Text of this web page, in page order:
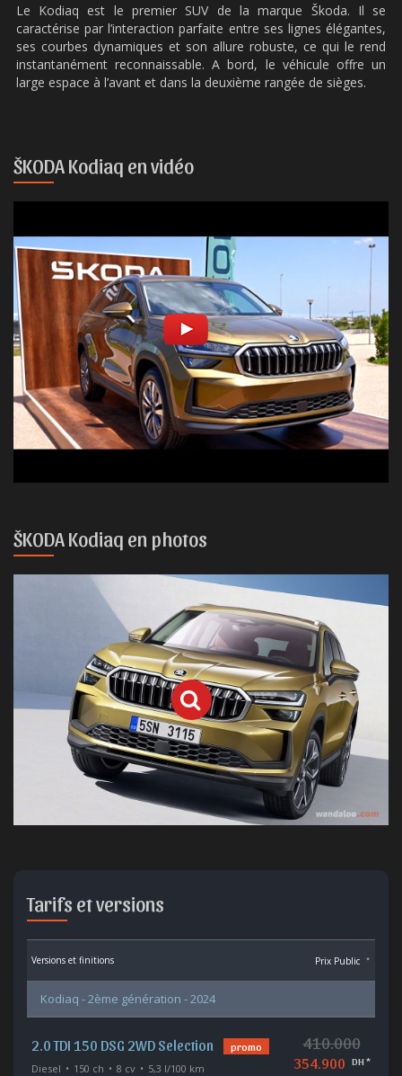
Le Kodiaq est le premier SUV de la marque Škoda. Il se
caractérise par l’interaction parfaite entre ses lignes élégantes,
ses courbes dynamiques et son allure robuste, ce qui le rend
instantanément reconnaissable. A bord, le véhicule offre un
large espace à l’avant et dans la deuxième rangée de sièges.
ŠKODA Kodiaq en vidéo
ŠKODA Kodiaq en photos
Tarifs et versions
Versions et finitions Prix Public *
Kodiaq - 2ème génération - 2024
2.0 TDI 150 DSG 2WD Selection promo
Diesel 150 ch 8 cv 5,3 l/100 km
410.000
354.900 DH *